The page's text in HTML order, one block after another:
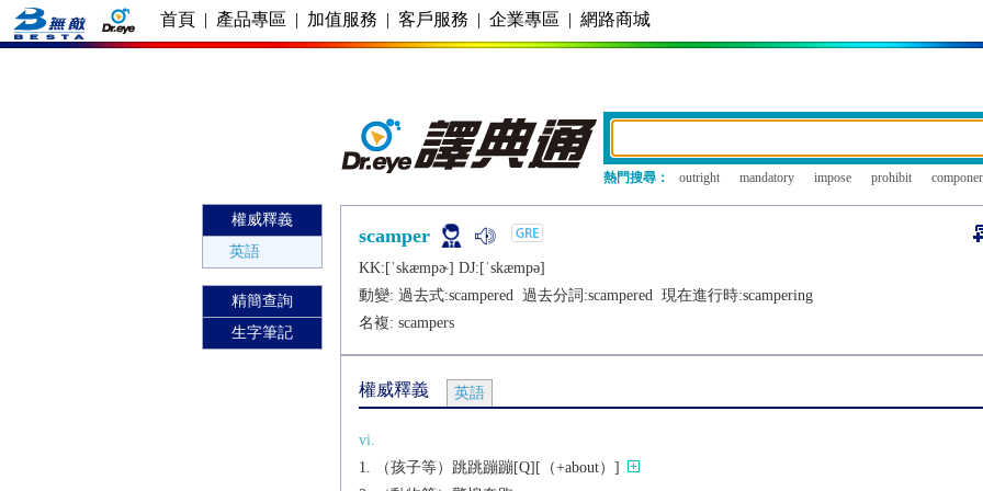
首頁 | 產品專區 | 加值服務 | 客戶服務 | 企業專區 | 網路商城
熱門搜尋： outright mandatory impose prohibit
權威釋義
英語
精簡查詢
生字筆記
scamper
KK:[ˈskæmpɚ] DJ:[ˈskæmpǝ]
動變: 過去式:scampered 過去分詞:scampered 現在進行時:scampering
名複: scampers
權威釋義 英語
vi.
（孩子等）跳跳蹦蹦[Q][（+about）]